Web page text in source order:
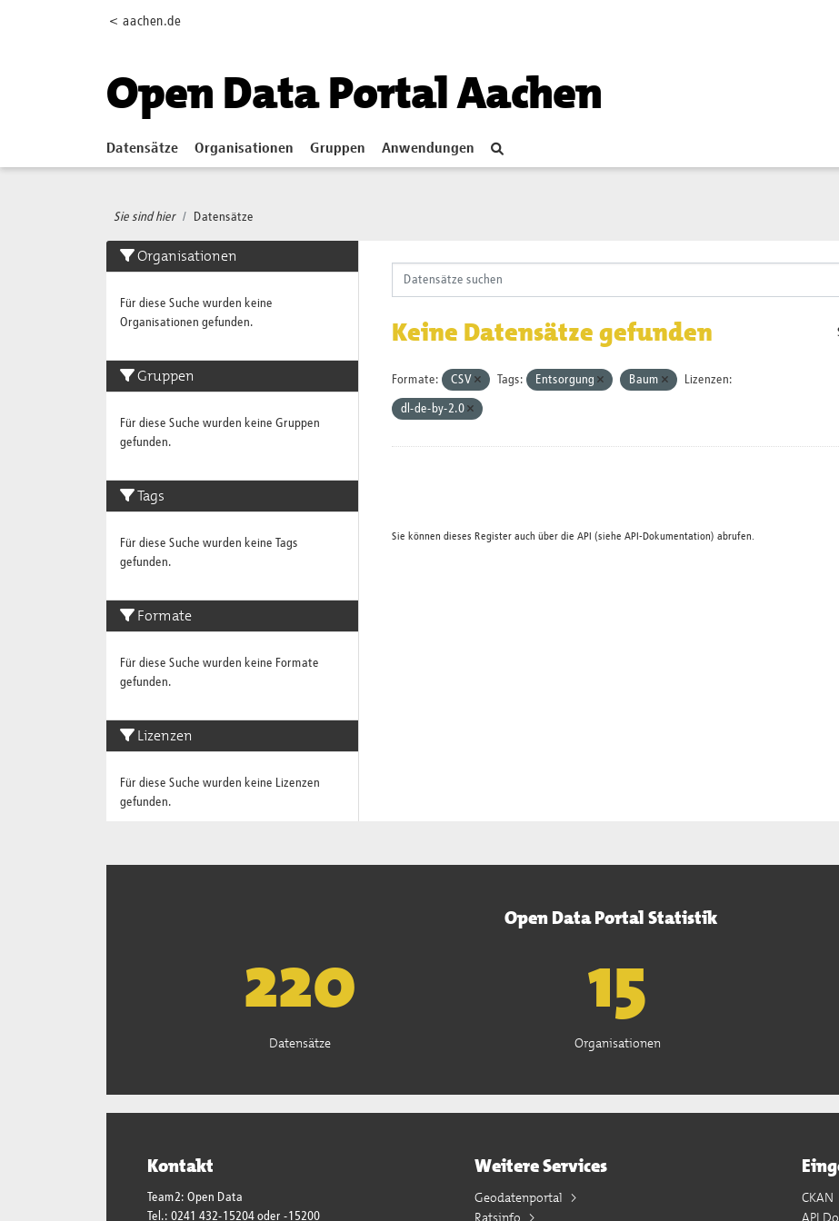
< aachen.de
Open Data Portal Aachen
Datensätze Organisationen Gruppen Anwendungen
Sie sind hier Datensätze
Organisationen
Für diese Suche wurden keine
Organisationen gefunden.
Gruppen
Für diese Suche wurden keine Gruppen
gefunden.
Tags
Für diese Suche wurden keine Tags
gefunden.
Formate
Für diese Suche wurden keine Formate
gefunden.
Lizenzen
Für diese Suche wurden keine Lizenzen
gefunden.
Keine Datensätze gefunden
Formate: CSV Tags: Entsorgung Baum Lizenzen:
dl-de-by-2.0
Sie können dieses Register auch über die API (siehe API-Dokumentation) abrufen.
Open Data Portal Statistik
222
Datensätze
15
Organisationen
Kontakt
Team2: Open Data
Tel.: 0241 432-15204 oder -15200
Weitere Services
Geodatenportal
Ratsinfo
CKAN
API